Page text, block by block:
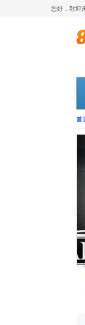
您好，歡迎
首